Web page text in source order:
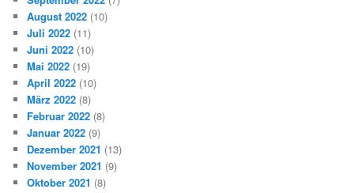
August 2022 (10)
Juli 2022 (11)
Juni 2022 (10)
Mai 2022 (19)
April 2022 (10)
März 2022 (8)
Februar 2022 (8)
Januar 2022 (9)
Dezember 2021 (13)
November 2021 (9)
Oktober 2021 (8)